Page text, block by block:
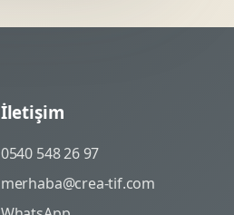
İletişim
0540 548 26 97
merhaba@crea-tif.com